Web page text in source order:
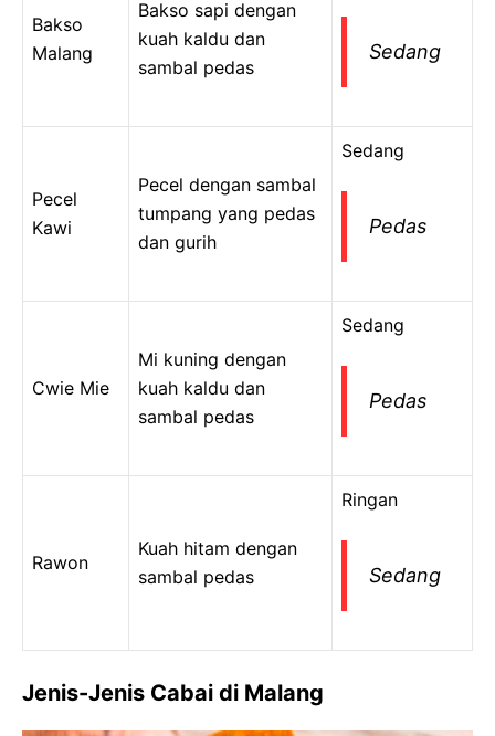
Bakso
Malang
Bakso sapi dengan
kuah kaldu dan
sambal pedas
Sedang
Pecel
Kawi
Pecel dengan sambal
tumpang yang pedas
dan gurih
Sedang
Pedas
Cwie Mie
Mi kuning dengan
kuah kaldu dan
sambal pedas
Sedang
Pedas
Rawon
Kuah hitam dengan
sambal pedas
Ringan
Sedang
Jenis-Jenis Cabai di Malang